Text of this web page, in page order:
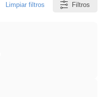
Limpiar filtros Filtros